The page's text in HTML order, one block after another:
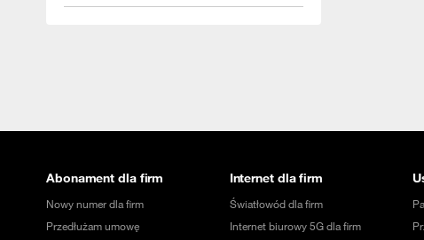
Abonament dla firm
Nowy numer dla firm
Przedłużam umowę
Internet dla firm
Światłowód dla firm
Internet biurowy 5G dla firm